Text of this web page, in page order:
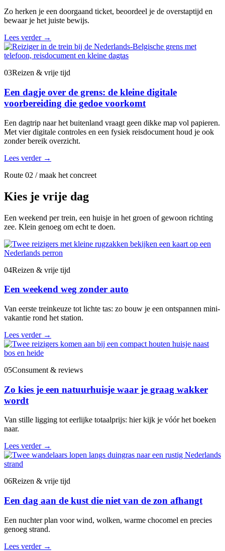
Zo herken je een doorgaand ticket, beoordeel je de overstaptijd en
bewaar je het juiste bewijs.
Lees verder →
03Reizen & vrije tijd
Een dagje over de grens: de kleine digitale
voorbereiding die gedoe voorkomt
Een dagtrip naar het buitenland vraagt geen dikke map vol papieren.
Met vier digitale controles en een fysiek reisdocument houd je ook
zonder bereik overzicht.
Lees verder →
Route 02 / maak het concreet
Kies je vrije dag
Een weekend per trein, een huisje in het groen of gewoon richting
zee. Klein genoeg om echt te doen.
04Reizen & vrije tijd
Een weekend weg zonder auto
Van eerste treinkeuze tot lichte tas: zo bouw je een ontspannen mini-
vakantie rond het station.
Lees verder →
05Consument & reviews
Zo kies je een natuurhuisje waar je graag wakker
wordt
Van stille ligging tot eerlijke totaalprijs: hier kijk je vóór het boeken
naar.
Lees verder →
06Reizen & vrije tijd
Een dag aan de kust die niet van de zon afhangt
Een nuchter plan voor wind, wolken, warme chocomel en precies
genoeg strand.
Lees verder →